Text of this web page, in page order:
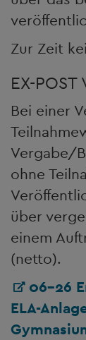
Zur Zeit
EX-POST
Bei einer
Vergabe/
ohne
über
einem
(netto).
06-26
ELA-